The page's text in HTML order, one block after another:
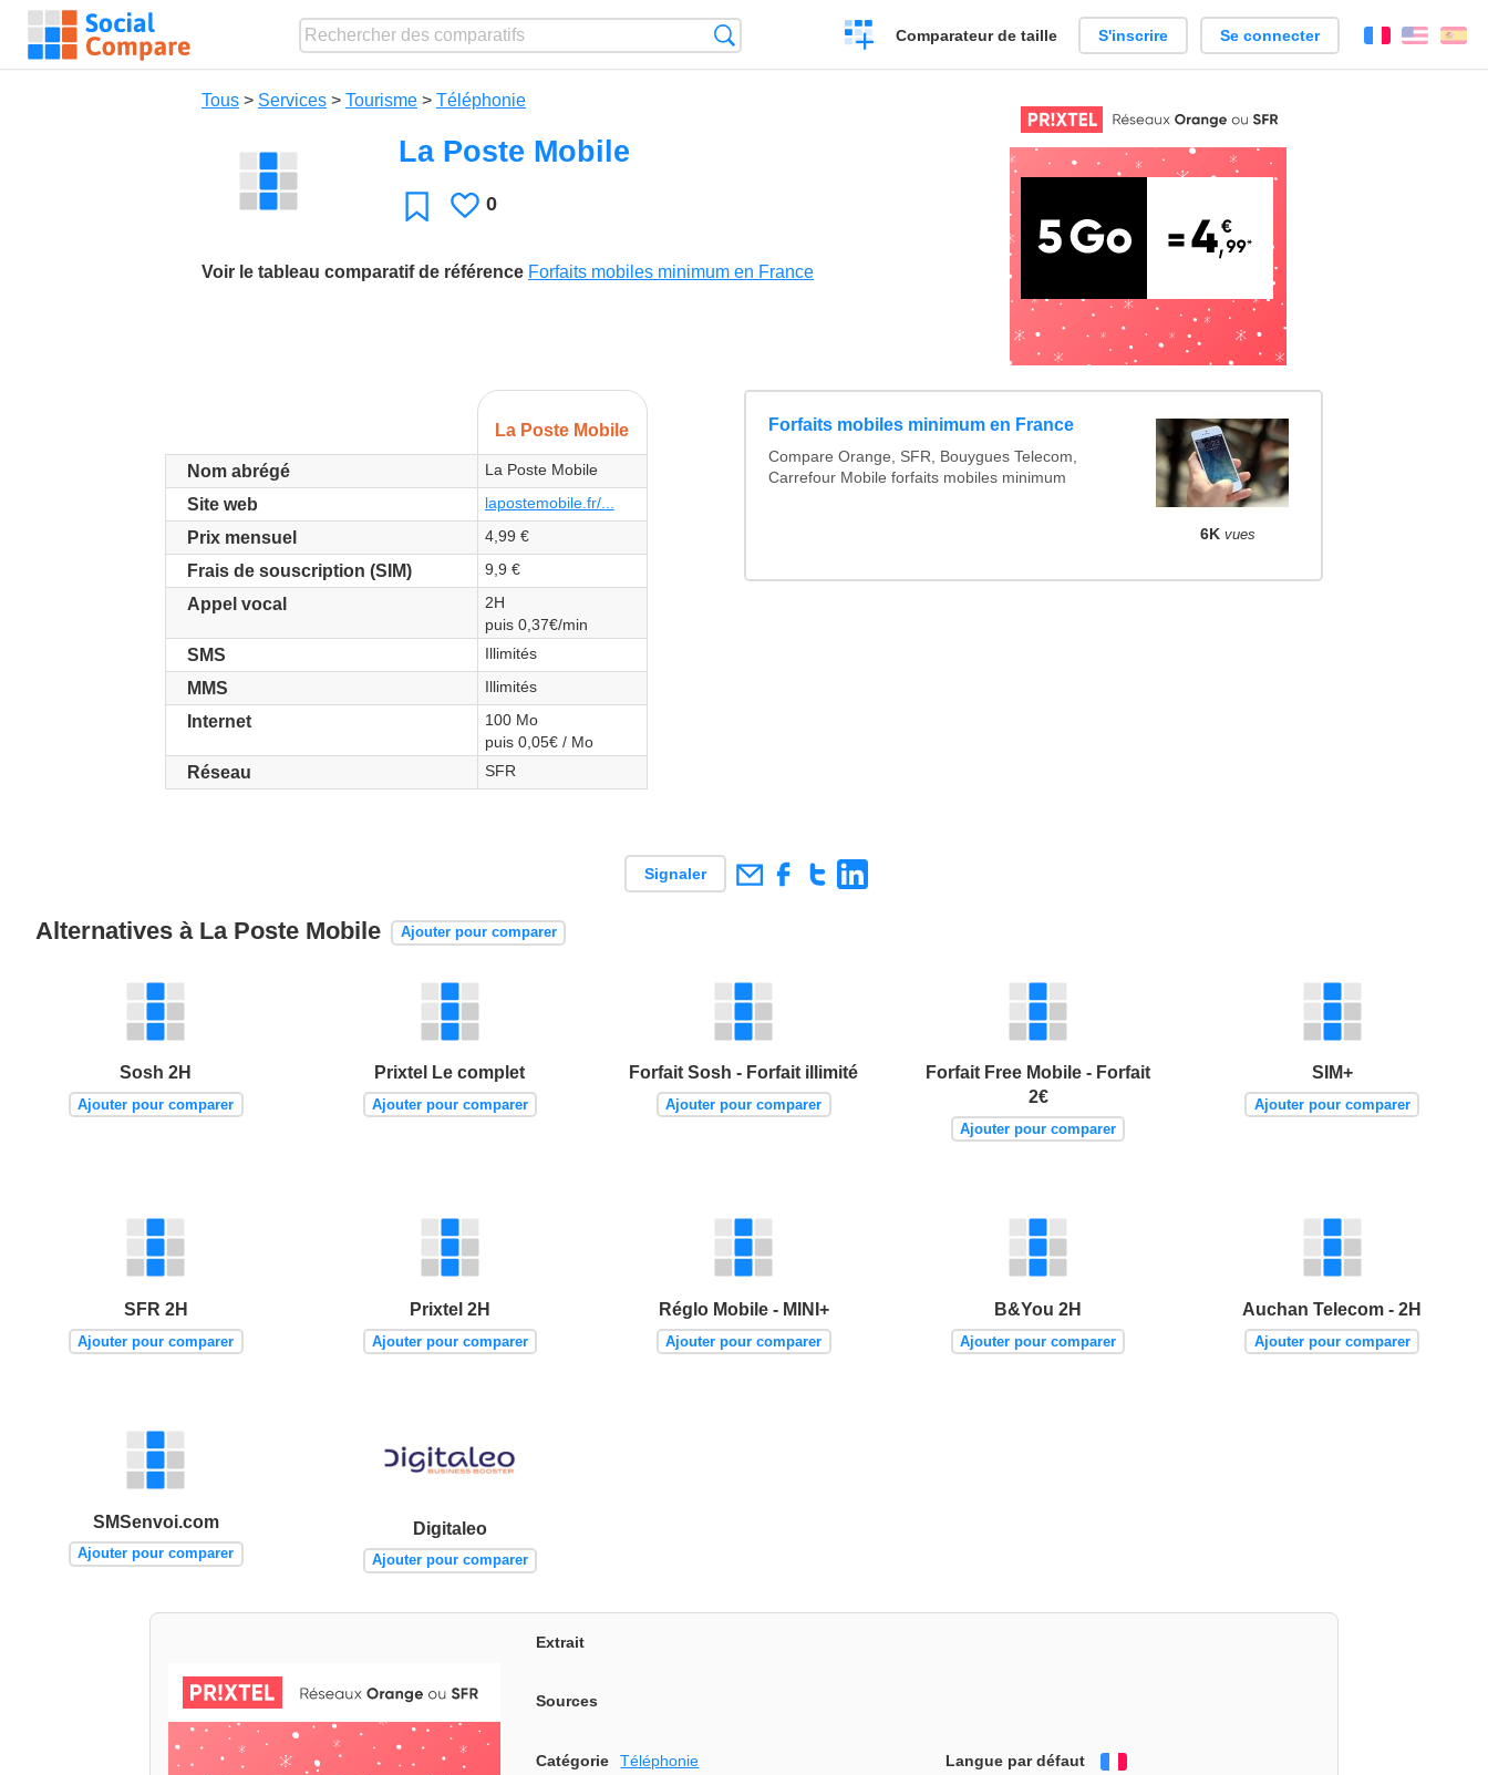
Créer
un
Comparateur de taille S'inscrire Se connecter FrançaisEnglish
Tous > Services > Tourisme > Téléphonie
La Poste Mobile
Favori J'aime
0
Voir le tableau comparatif de référence Forfaits mobiles minimum en France
La Poste Mobile
Nom abrégé La Poste Mobile
Site web lapostemobile.fr/...
Prix mensuel 4,99 €
Frais de souscription (SIM) 9,9 €
Appel vocal
2H
puis 0,37€/min
SMS Illimités
MMS Illimités
Internet
100 Mo
puis 0,05€ / Mo
Réseau SFR
Forfaits mobiles minimum en France
Compare Orange, SFR, Bouygues Telecom,
Carrefour Mobile forfaits mobiles minimum
6K vues
Signaler
Alternatives à La Poste Mobile Ajouter pour comparer
Sosh 2H
Ajouter pour comparer
Prixtel Le complet
Ajouter pour comparer
Forfait Sosh - Forfait illimité
Ajouter pour comparer
Forfait Free Mobile - Forfait
2€
Ajouter pour comparer
SIM+
Ajouter pour comparer
SFR 2H
Ajouter pour comparer
Prixtel 2H
Ajouter pour comparer
Réglo Mobile - MINI+
Ajouter pour comparer
B&You 2H
Ajouter pour comparer
Auchan Telecom - 2H
Ajouter pour comparer
SMSenvoi.com
Ajouter pour comparer
Digitaleo
Ajouter pour comparer
Extrait
Sources
Catégorie Téléphonie Langue par défaut
Français